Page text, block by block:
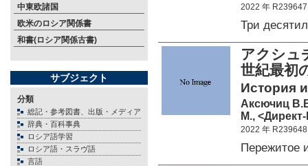
中東欧諸国
欧米のロシア関係書
和書(ロシア関係古書)
サブジェクト
分類
総記・参考図書、出版・メディア
辞典・百科事典
ロシア語学習
ロシア語・スラヴ語
言語
2022 年 R239647
Три
アクシ
世紀最初
История
Аксючиц
М.,
2022 年 R239648
Пережитое